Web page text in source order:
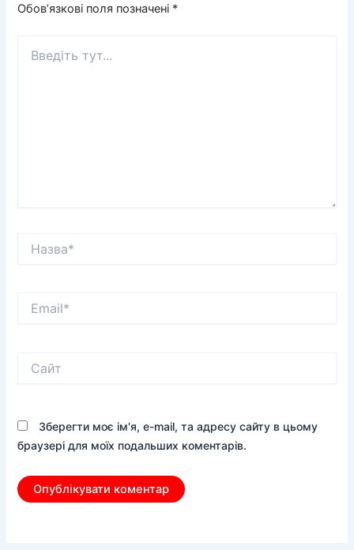
Обов’язкові поля позначені *
тут...
Зберегти моє ім'я, e-mail, та адресу сайту в цьому
браузері для моїх подальших коментарів.